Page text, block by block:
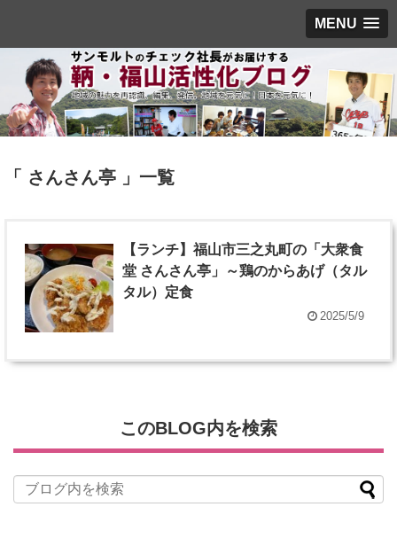
MENU
「 さんさん亭 」一覧
【ランチ】福山市三之丸町の「大衆食
堂 さんさん亭」～鶏のからあげ（タル
タル）定食
2025/5/9
このBLOG内を検索